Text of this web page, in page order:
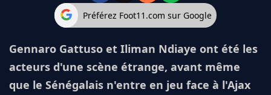
Préférez Foot11.com sur Google
Gennaro Gattuso et Iliman Ndiaye ont été les
acteurs d'une scène étrange, avant même
que le Sénégalais n'entre en jeu face à l'Ajax